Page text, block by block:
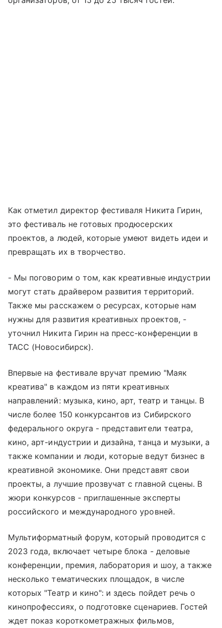
Как отметил директор фестиваля Никита Гирин,
это фестиваль не готовых продюсерских
проектов, а людей, которые умеют видеть идеи и
превращать их в творчество.
- Мы поговорим о том, как креативные индустрии
могут стать драйвером развития территорий.
Также мы расскажем о ресурсах, которые нам
нужны для развития креативных проектов, -
уточнил Никита Гирин на пресс-конференции в
ТАСС (Новосибирск).
Впервые на фестивале вручат премию "Маяк
креатива" в каждом из пяти креативных
направлений: музыка, кино, арт, театр и танцы. В
числе более 150 конкурсантов из Сибирского
федерального округа - представители театра,
кино, арт-индустрии и дизайна, танца и музыки, а
также компании и люди, которые ведут бизнес в
креативной экономике. Они представят свои
проекты, а лучшие прозвучат с главной сцены. В
жюри конкурсов - приглашенные эксперты
российского и международного уровней.
Мультиформатный форум, который проводится с
2023 года, включает четыре блока - деловые
конференции, премия, лаборатория и шоу, а также
несколько тематических площадок, в числе
которых "Театр и кино": и здесь пойдет речь о
кинопрофессиях, о подготовке сценариев. Гостей
ждет показ короткометражных фильмов,